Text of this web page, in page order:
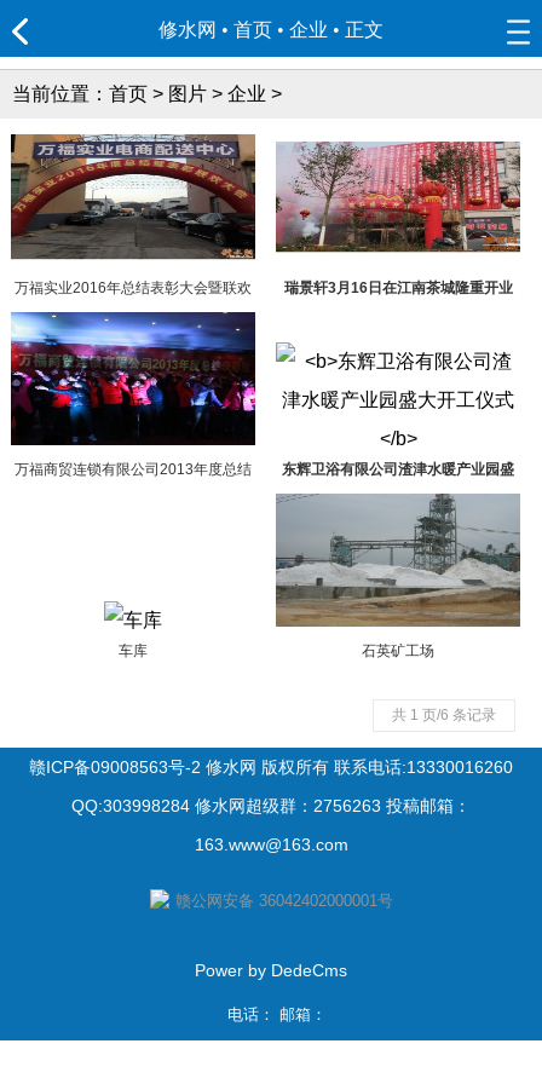
修水网 • 首页 • 企业 • 正文
当前位置： 首页 > 图片 > 企业 >
万福实业2016年总结表彰大会暨联欢
大会举行
瑞景轩3月16日在江南茶城隆重开业
万福商贸连锁有限公司2013年度总结
东辉卫浴有限公司渣津水暖产业园盛
大开工仪式
车库 石英矿工场
共 1 页/6 条记录
赣ICP备09008563号-2 修水网 版权所有 联系电话:13330016260
QQ:303998284 修水网超级群：2756263 投稿邮箱：
163.www@163.com
赣公网安备 36042402000001号
Power by DedeCms
电话： 邮箱：